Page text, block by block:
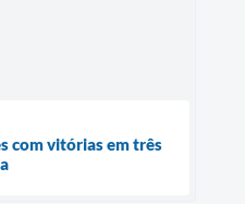
com vitórias em três